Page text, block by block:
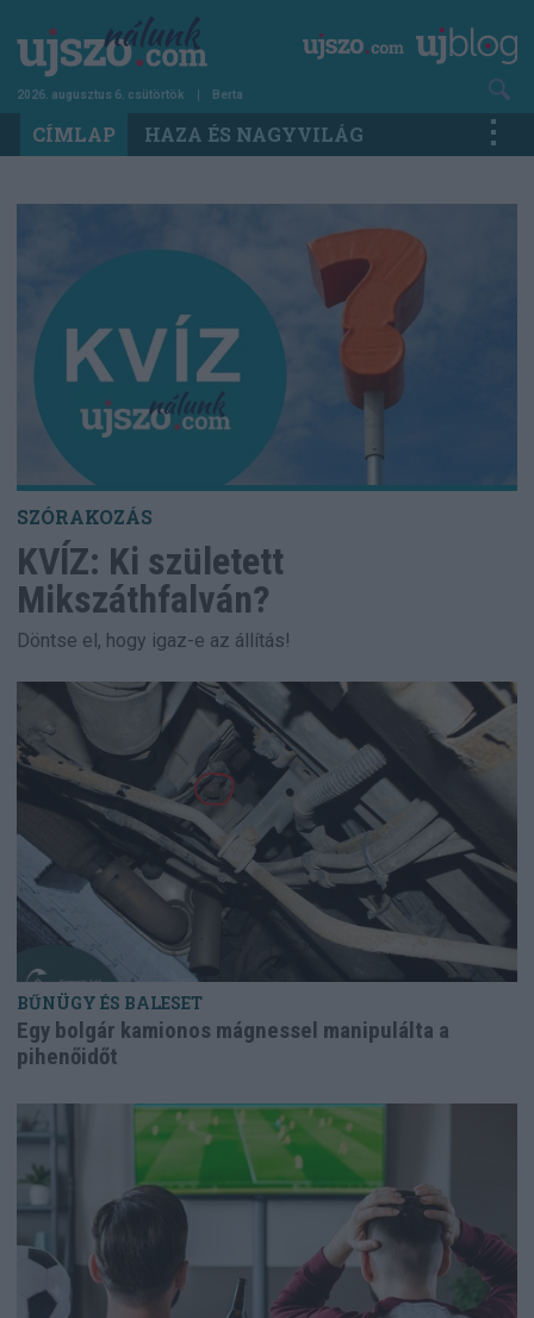
tartalomra
2026. augusztus 6. csütörtök Berta
Main
navigation
CÍMLAP HAZA ÉS NAGYVILÁG
SZÓRAKOZÁS
KVÍZ: Ki született
Mikszáthfalván?
Döntse el, hogy igaz-e az állítás!
BŰNÜGY ÉS BALESET
Egy bolgár kamionos mágnessel manipulálta a
pihenőidőt